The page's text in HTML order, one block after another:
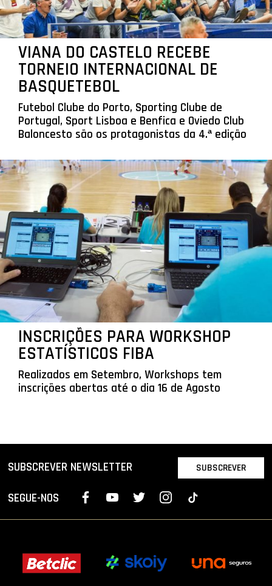
VIANA DO CASTELO RECEBE
TORNEIO INTERNACIONAL DE
BASQUETEBOL
Futebol Clube do Porto, Sporting Clube de
Portugal, Sport Lisboa e Benfica e Oviedo Club
Baloncesto são os protagonistas da 4.ª edição
INSCRIÇÕES PARA WORKSHOP
ESTATÍSTICOS FIBA
Realizados em Setembro, Workshops tem
inscrições abertas até o dia 16 de Agosto
SUBSCREVER NEWSLETTER SUBSCREVER
SEGUE-NOS